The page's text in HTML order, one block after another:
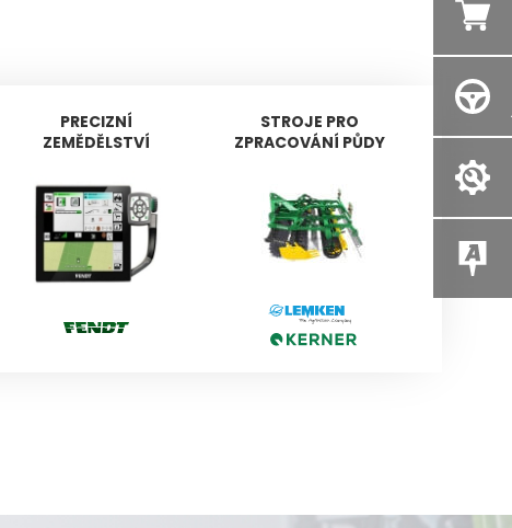
PRECIZNÍ
ZEMĚDĚLSTVÍ
STROJE PRO
ZPRACOVÁNÍ PŮDY